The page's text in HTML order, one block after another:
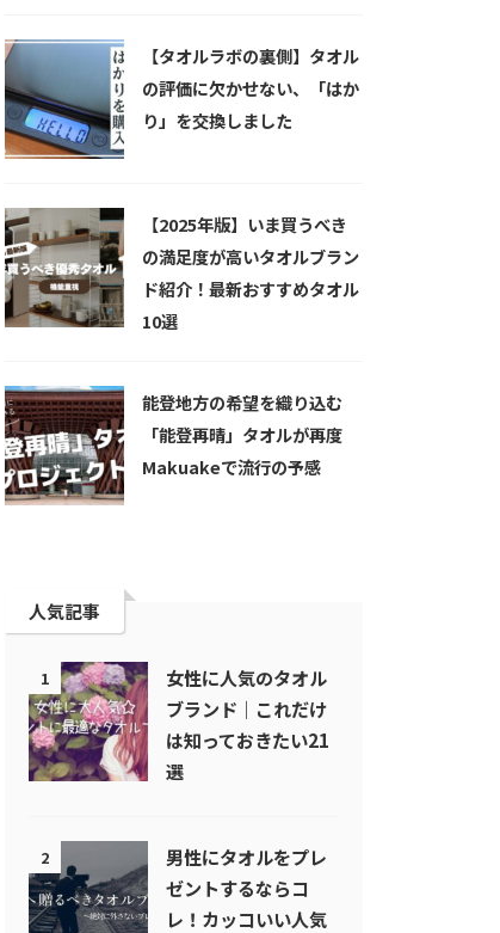
【タオルラボの裏側】タオル
の評価に欠かせない、「はか
り」を交換しました
【2025年版】いま買うべき
の満足度が高いタオルブラン
ド紹介！最新おすすめタオル
10選
能登地方の希望を織り込む
「能登再晴」タオルが再度
Makuakeで流行の予感
人気記事
1
女性に人気のタオル
ブランド｜これだけ
は知っておきたい21
選
2
男性にタオルをプレ
ゼントするならコ
レ！カッコいい人気